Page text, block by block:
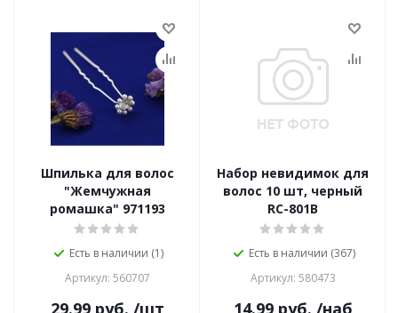
Шпилька для волос
"Жемчужная
ромашка" 971193
Есть в наличии (1)
Артикул: 560707
29.99руб. /шт
Набор невидимок для
волос 10 шт, черный
RC-801B
Есть в наличии (367)
Артикул: 580473
14.99руб. /наб